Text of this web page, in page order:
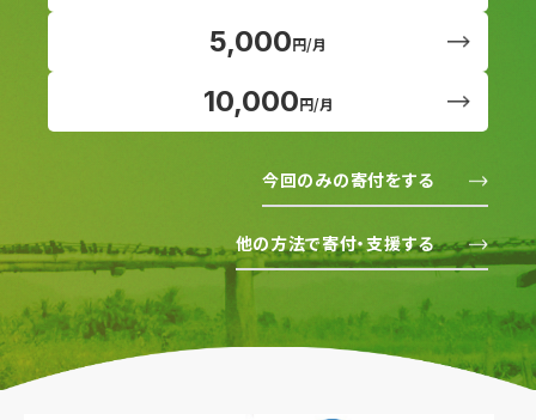
5,000円/月
10,000円/月
今回のみの寄付をする
他の方法で寄付・支援する